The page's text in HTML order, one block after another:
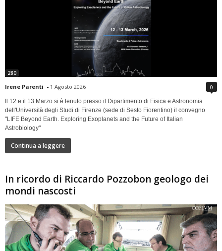
280
Irene Parenti - 1 Agosto 2026 0
Il 12 e il 13 Marzo si è tenuto presso il Dipartimento di Fisica e Astronomia
dell'Università degli Studi di Firenze (sede di Sesto Fiorentino) il convegno
"LIFE Beyond Earth. Exploring Exoplanets and the Future of Italian
Astrobiology"
Continua a leggere
In ricordo di Riccardo Pozzobon geologo dei
mondi nascosti